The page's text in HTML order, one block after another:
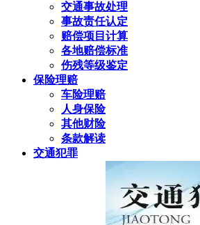
交通事故处理
事故责任认定
赔偿项目计算
各地赔偿标准
伤残等级鉴定
保险理赔
车险理赔
人身保险
其他财险
条款解读
交通犯罪